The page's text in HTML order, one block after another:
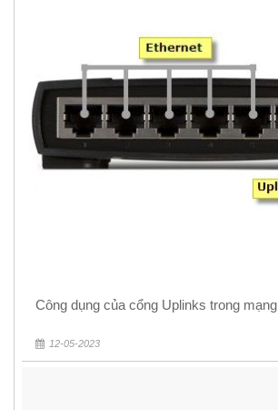
Công dụng của cổng Uplinks trong mạng
12-05-2023